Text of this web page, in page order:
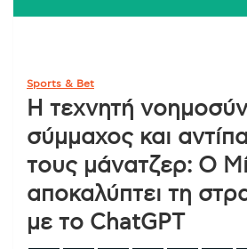
Sports & Bet
Η τεχνητή
σύμμαχος και
τους μάνατζερ: Ο
αποκαλύπτει τη
με το ChatGPT